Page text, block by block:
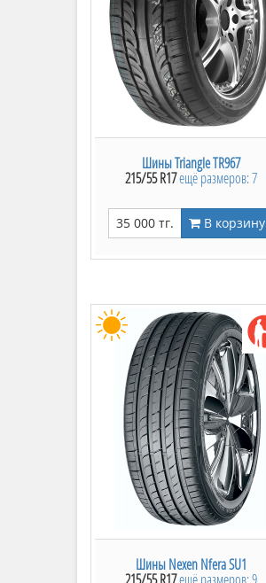
Шины Triangle TR967
215/55 R17ещё размеров: 7
35 000 тг. В корзину
Шины Nexen Nfera SU1
215/55 R17ещё размеров: 9